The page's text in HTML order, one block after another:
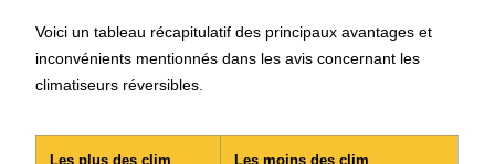
Voici un tableau récapitulatif des principaux avantages et
inconvénients mentionnés dans les avis concernant les
climatiseurs réversibles.
Les plus des clim
Les moins des clim